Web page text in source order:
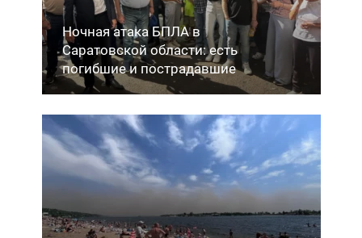
Ночная атака БПЛА в
Саратовской области: есть
погибшие и пострадавшие